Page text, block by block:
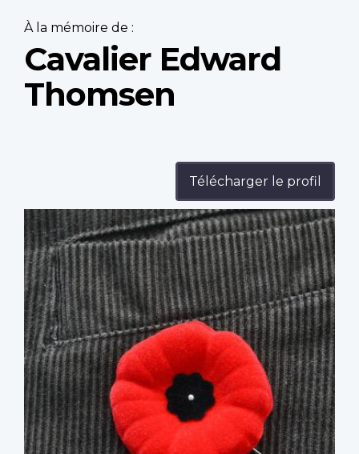
À la mémoire de :
Cavalier Edward
Thomsen
Télécharger le profil
Profile
image